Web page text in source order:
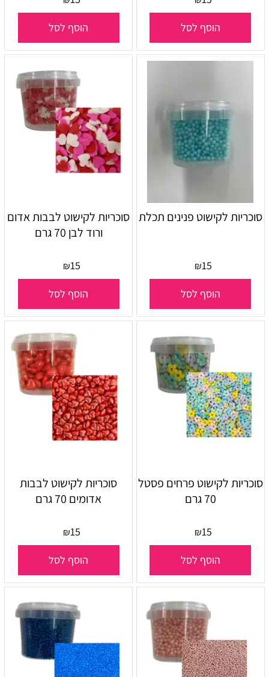
הוסף לסל הוסף לסל
סוכריות לקישוט פנינים תכלת
₪15
הוסף לסל
סוכריות לקישוט לבבות אדום
ורוד לבן 70 גרם
₪15
הוסף לסל
סוכריות לקישוט פרחים פסטל
70 גרם
₪15
הוסף לסל
סוכריות לקישוט לבבות
אדומים 70 גרם
₪15
הוסף לסל